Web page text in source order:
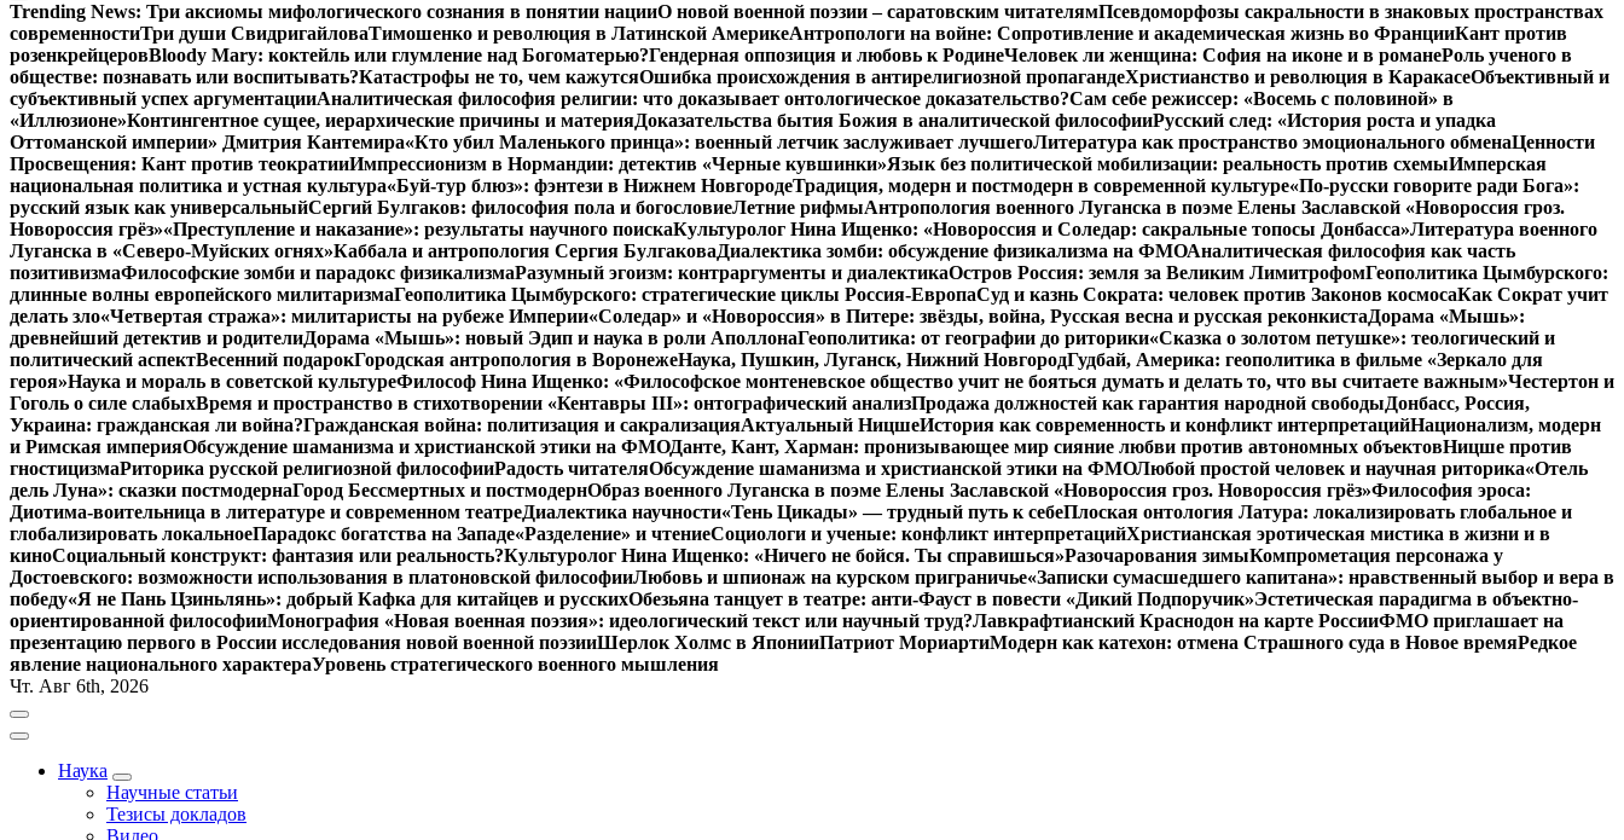
Trending News: Три аксиомы мифологического сознания в понятии нацииО новой военной поэзии – саратовским читателямПсевдоморфозы сакральности в знаковых пространствах
современностиТри души СвидригайловаТимошенко и революция в Латинской АмерикеАнтропологи на войне: Сопротивление и академическая жизнь во ФранцииКант против
розенкрейцеровBloody Mary: коктейль или глумление над Богоматерью?Гендерная оппозиция и любовь к РодинеЧеловек ли женщина: София на иконе и в романеРоль ученого в
обществе: познавать или воспитывать?Катастрофы не то, чем кажутсяОшибка происхождения в антирелигиозной пропагандеХристианство и революция в КаракасеОбъективный и
субъективный успех аргументацииАналитическая философия религии: что доказывает онтологическое доказательство?Сам себе режиссер: «Восемь с половиной» в
«Иллюзионе»Контингентное сущее, иерархические причины и материяДоказательства бытия Божия в аналитической философииРусский след: «История роста и упадка
Оттоманской империи» Дмитрия Кантемира«Кто убил Маленького принца»: военный летчик заслуживает лучшегоЛитература как пространство эмоционального обменаЦенности
Просвещения: Кант против теократииИмпрессионизм в Нормандии: детектив «Черные кувшинки»Язык без политической мобилизации: реальность против схемыИмперская
национальная политика и устная культура«Буй-тур блюз»: фэнтези в Нижнем НовгородеТрадиция, модерн и постмодерн в современной культуре«По-русски говорите ради Бога»:
русский язык как универсальныйСергий Булгаков: философия пола и богословиеЛетние рифмыАнтропология военного Луганска в поэме Елены Заславской «Новороссия гроз.
Новороссия грёз»«Преступление и наказание»: результаты научного поискаКультуролог Нина Ищенко: «Новороссия и Соледар: сакральные топосы Донбасса»Литература военного
Луганска в «Северо-Муйских огнях»Каббала и антропология Сергия БулгаковаДиалектика зомби: обсуждение физикализма на ФМОАналитическая философия как часть
позитивизмаФилософские зомби и парадокс физикализмаРазумный эгоизм: контраргументы и диалектикаОстров Россия: земля за Великим ЛимитрофомГеополитика Цымбурского:
длинные волны европейского милитаризмаГеополитика Цымбурского: стратегические циклы Россия-ЕвропаСуд и казнь Сократа: человек против Законов космосаКак Сократ учит
делать зло«Четвертая стража»: милитаристы на рубеже Империи«Соледар» и «Новороссия» в Питере: звёзды, война, Русская весна и русская реконкистаДорама «Мышь»:
древнейший детектив и родителиДорама «Мышь»: новый Эдип и наука в роли АполлонаГеополитика: от географии до риторики«Сказка о золотом петушке»: теологический и
политический аспектВесенний подарокГородская антропология в ВоронежеНаука, Пушкин, Луганск, Нижний НовгородГудбай, Америка: геополитика в фильме «Зеркало для
героя»Наука и мораль в советской культуреФилософ Нина Ищенко: «Философское монтеневское общество учит не бояться думать и делать то, что вы считаете важным»Честертон и
Гоголь о силе слабыхВремя и пространство в стихотворении «Кентавры III»: онтографический анализПродажа должностей как гарантия народной свободыДонбасс, Россия,
Украина: гражданская ли война?Гражданская война: политизация и сакрализацияАктуальный НицшеИстория как современность и конфликт интерпретацийНационализм, модерн
и Римская империяОбсуждение шаманизма и христианской этики на ФМОДанте, Кант, Харман: пронизывающее мир сияние любви против автономных объектовНицше против
гностицизмаРиторика русской религиозной философииРадость читателяОбсуждение шаманизма и христианской этики на ФМОЛюбой простой человек и научная риторика«Отель
дель Луна»: сказки постмодернаГород Бессмертных и постмодернОбраз военного Луганска в поэме Елены Заславской «Новороссия гроз. Новороссия грёз»Философия эроса:
Диотима-воительница в литературе и современном театреДиалектика научности«Тень Цикады» — трудный путь к себеПлоская онтология Латура: локализировать глобальное и
глобализировать локальноеПарадокс богатства на Западе«Разделение» и чтениеСоциологи и ученые: конфликт интерпретацийХристианская эротическая мистика в жизни и в
киноСоциальный конструкт: фантазия или реальность?Культуролог Нина Ищенко: «Ничего не бойся. Ты справишься»Разочарования зимыКомпрометация персонажа у
Достоевского: возможности использования в платоновской философииЛюбовь и шпионаж на курском приграничье«Записки сумасшедшего капитана»: нравственный выбор и вера в
победу«Я не Пань Цзиньлянь»: добрый Кафка для китайцев и русскихОбезьяна танцует в театре: анти-Фауст в повести «Дикий Подпоручик»Эстетическая парадигма в объектно-
ориентированной философииМонография «Новая военная поэзия»: идеологический текст или научный труд?Лавкрафтианский Краснодон на карте РоссииФМО приглашает на
презентацию первого в России исследования новой военной поэзииШерлок Холмс в ЯпонииПатриот МориартиМодерн как катехон: отмена Страшного суда в Новое времяРедкое
явление национального характераУровень стратегического военного мышления
Чт. Авг 6th, 2026
Наука
Научные статьи
Тезисы докладов